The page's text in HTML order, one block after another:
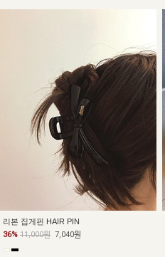
리본 집게핀 HAIR PIN
36% 11,000원 7,040원